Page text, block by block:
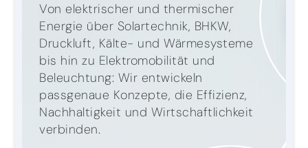
Von elektrischer und thermischer
Energie über Solartechnik, BHKW,
Druckluft, Kälte- und Wärmesysteme
bis hin zu Elektromobilität und
Beleuchtung: Wir entwickeln
passgenaue Konzepte, die Effizienz,
Nachhaltigkeit und Wirtschaftlichkeit
verbinden.